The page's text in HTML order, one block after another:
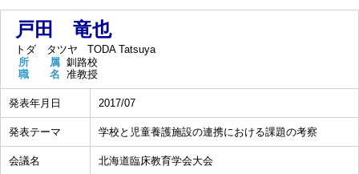
戸田 竜也
トダ タツヤ
TODA Tatsuya
所 属 釧路校
職 名 准教授
発表年月日 2017/07
発表テーマ 学校と児童養護施設の連携における課題の考察
会議名 北海道臨床教育学会大会